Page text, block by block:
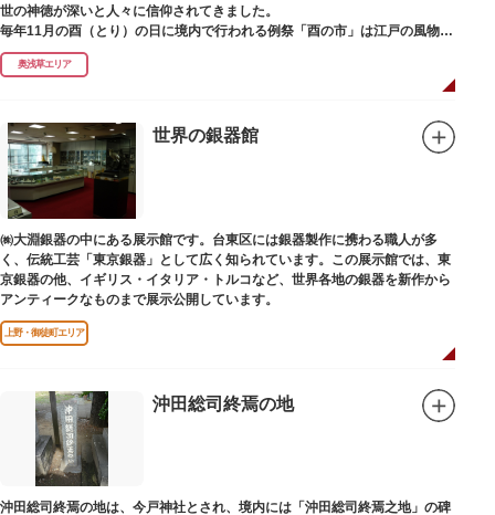
世の神徳が深いと人々に信仰されてきました。
毎年11月の酉（とり）の日に境内で行われる例祭「酉の市」は江戸の風物詩
として有名。福をかきこむと言われる熊手をはじめ八ツ頭芋、お多福の面な
ど、色とりどりの縁起物を買い求める人たちで賑わいます。樋口一葉の代表
なでる場所によって異なるご利益を授かるといわれる「なでおかめ」も人
気。ふっくらとした優しい顔立ちのおかめは「お多福」とも言われ、福が多
く幸せを招く女性の象徴という事から長年親しまれる縁起物です。
ご祭神としては天日鷲命（あめのひわしのみこと）と日本武尊（やまとたけ
るのみこと）の他、浅草名所七福神のひとつとしても知られ、寿老人が祀ら
れています。
奥浅草エリア
世界の銀器館
㈱大淵銀器の中にある展示館です。台東区には銀器製作に携わる職人が多
く、伝統工芸「東京銀器」として広く知られています。この展示館では、東
京銀器の他、イギリス・イタリア・トルコなど、世界各地の銀器を新作から
アンティークなものまで展示公開しています。
上野・御徒町エリア
沖田総司終焉の地
沖田総司終焉の地は、今戸神社とされ、境内には「沖田総司終焉之地」の碑